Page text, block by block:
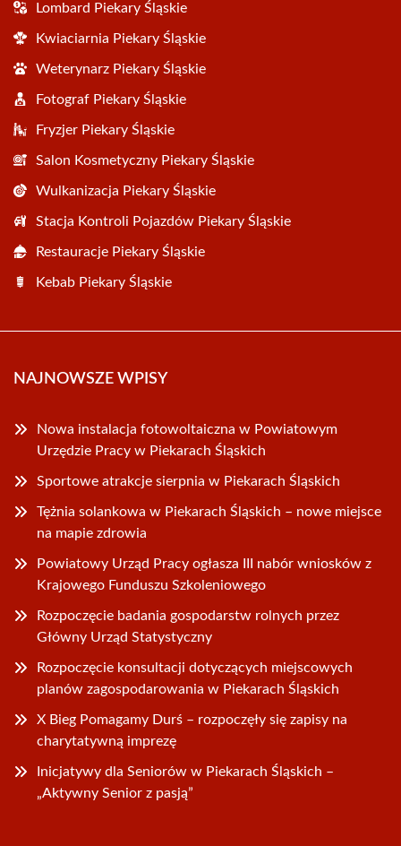
Lombard Piekary Śląskie
Kwiaciarnia Piekary Śląskie
Weterynarz Piekary Śląskie
Fotograf Piekary Śląskie
Fryzjer Piekary Śląskie
Salon Kosmetyczny Piekary Śląskie
Wulkanizacja Piekary Śląskie
Stacja Kontroli Pojazdów Piekary Śląskie
Restauracje Piekary Śląskie
Kebab Piekary Śląskie
NAJNOWSZE WPISY
Nowa instalacja fotowoltaiczna w Powiatowym
Urzędzie Pracy w Piekarach Śląskich
Sportowe atrakcje sierpnia w Piekarach Śląskich
Tężnia solankowa w Piekarach Śląskich – nowe miejsce
na mapie zdrowia
Powiatowy Urząd Pracy ogłasza III nabór wniosków z
Krajowego Funduszu Szkoleniowego
Rozpoczęcie badania gospodarstw rolnych przez
Główny Urząd Statystyczny
Rozpoczęcie konsultacji dotyczących miejscowych
planów zagospodarowania w Piekarach Śląskich
X Bieg Pomagamy Durś – rozpoczęły się zapisy na
charytatywną imprezę
Inicjatywy dla Seniorów w Piekarach Śląskich –
„Aktywny Senior z pasją”